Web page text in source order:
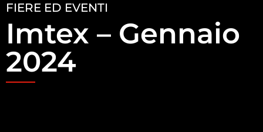
FIERE ED EVENTI
Imtex – Gennaio
2024